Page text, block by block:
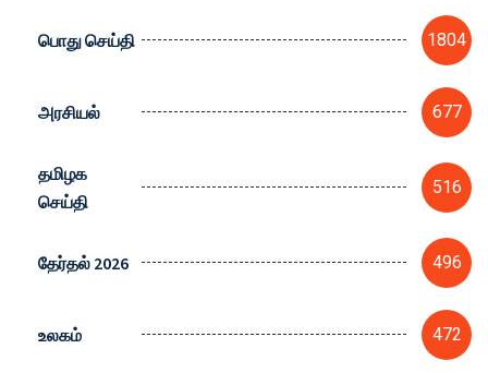
பொது செய்தி 1804
அரசியல் 677
தமிழக
செய்தி
516
தேர்தல் 2026 496
உலகம் 472